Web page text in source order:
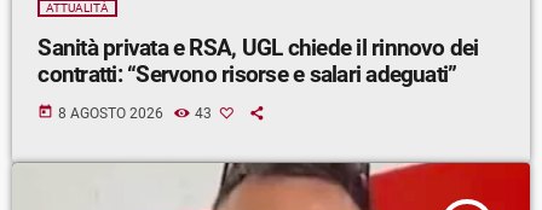
ATTUALITÀ
Sanità privata e RSA, UGL chiede il rinnovo dei
contratti: “Servono risorse e salari adeguati”
today 8 AGOSTO 2026 43